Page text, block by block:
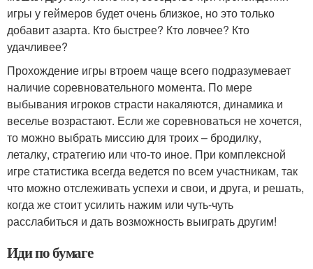
игры у геймеров будет очень близкое, но это только
добавит азарта. Кто быстрее? Кто ловчее? Кто
удачливее?
Прохождение игры втроем чаще всего подразумевает
наличие соревновательного момента. По мере
выбывания игроков страсти накаляются, динамика и
веселье возрастают. Если же соревноваться не хочется,
то можно выбрать миссию для троих – бродилку,
леталку, стратегию или что-то иное. При комплексной
игре статистика всегда ведется по всем участникам, так
что можно отслеживать успехи и свои, и друга, и решать,
когда же стоит усилить нажим или чуть-чуть
расслабиться и дать возможность выиграть другим!
Иди по бумаге